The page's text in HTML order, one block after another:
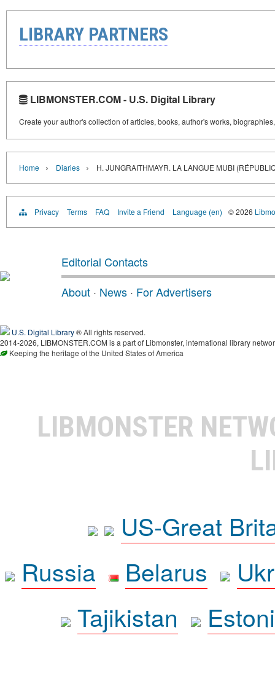
LIBRARY PARTNERS
LIBMONSTER.COM - U.S. Digital Library
Create your author's collection of articles, books, author's works,
Home › Diaries › H. JUNGRAITHMAYR. LA LANGUE MUBI
Privacy Terms FAQ Invite a Friend Language (en) © 2026
Editorial Contacts
About · News · For Advertisers
U.S. Digital Library® All rights reserved.
2014-2026, LIBMONSTER.COM is a part of Libmonster, international library
Keeping the heritage of the United States of America
LIBMONSTER
US-Great
Russia
Belarus
Tajikistan